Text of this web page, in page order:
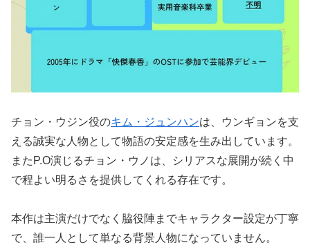
チョン・ウジン役のキム・ジュンハンは、ウンギョンを支
える誠実な人物として物語の安定感を生み出しています。
またP.O演じるチョン・ウノは、シリアスな展開が続く中
で程よい明るさを提供してくれる存在です。
本作は主演だけでなく脇役陣までキャラクター設定が丁寧
で、誰一人として単なる背景人物になっていません。